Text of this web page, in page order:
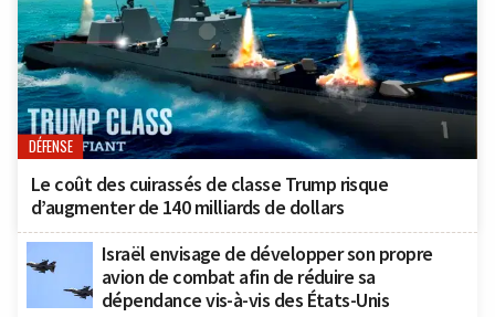
DÉFENSE
Le coût des cuirassés de classe Trump risque
d’augmenter de 140 milliards de dollars
Israël envisage de développer son propre
avion de combat afin de réduire sa
dépendance vis-à-vis des États-Unis